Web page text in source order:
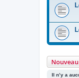
Il n’y a